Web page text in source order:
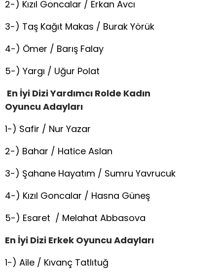
2-) Kızıl Goncalar / Erkan Avcı
3-) Taş Kağıt Makas / Burak Yörük
4-) Ömer / Barış Falay
5-) Yargı / Uğur Polat
En İyi Dizi Yardımcı Rolde Kadın
Oyuncu Adayları
1-) Safir / Nur Yazar
2-) Bahar / Hatice Aslan
3-) Şahane Hayatım / Sumru Yavrucuk
4-) Kızıl Goncalar / Hasna Güneş
5-) Esaret / Melahat Abbasova
En İyi Dizi Erkek Oyuncu Adayları
1-) Aile / Kıvanç Tatlıtuğ